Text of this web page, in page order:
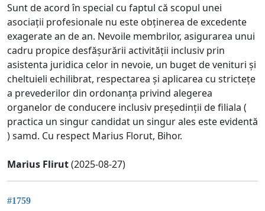
Sunt de acord în special cu faptul că scopul unei
asociații profesionale nu este obținerea de excedente
exagerate an de an. Nevoile membrilor, asigurarea unui
cadru propice desfășurării activității inclusiv prin
asistenta juridica celor in nevoie, un buget de venituri și
cheltuieli echilibrat, respectarea și aplicarea cu strictețe
a prevederilor din ordonanța privind alegerea
organelor de conducere inclusiv președinții de filiala (
practica un singur candidat un singur ales este evidentă
) samd. Cu respect Marius Florut, Bihor.
Marius Flirut(2025-08-27)
#1759